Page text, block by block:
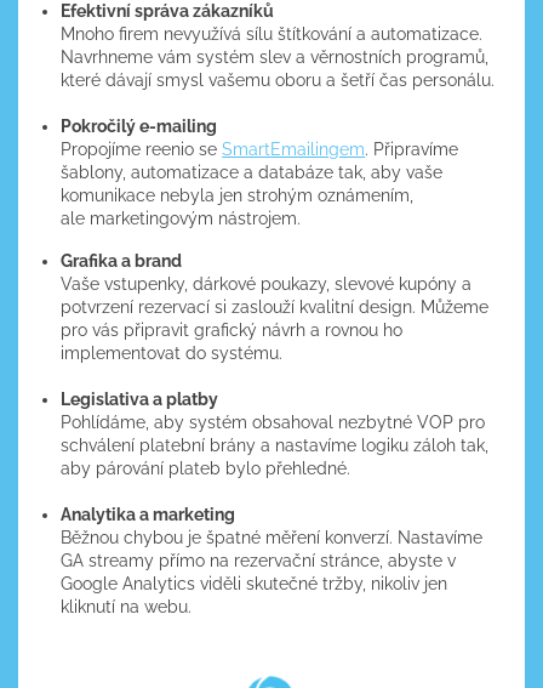
Efektivní správa zákazníků
Mnoho firem nevyužívá sílu štítkování a automatizace.
Navrhneme vám systém slev a věrnostních programů,
které dávají smysl vašemu oboru a šetří čas personálu.
Pokročilý e-mailing
Propojíme reenio seSmartEmailingem. Připravíme
šablony, automatizace a databáze tak, aby vaše
komunikace nebyla jen strohým oznámením,
ale marketingovým nástrojem.
Grafika a brand
Vaše vstupenky, dárkové poukazy, slevové kupóny a
potvrzení rezervací si zaslouží kvalitní design. Můžeme
pro vás připravit grafický návrh a rovnou ho
implementovat do systému.
Legislativa a platby
Pohlídáme, aby systém obsahoval nezbytné VOP pro
schválení platební brány a nastavíme logiku záloh tak,
aby párování plateb bylo přehledné.
Analytika a marketing
Běžnou chybou je špatné měření konverzí. Nastavíme
GA streamy přímo na rezervační stránce, abyste v
Google Analytics viděli skutečné tržby, nikoliv jen
kliknutí na webu.